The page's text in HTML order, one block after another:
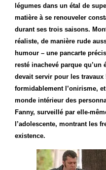
légumes dans un étal de
matière à se renouveler
durant ses trois saisons.
réaliste, de manière rude
humour – une pancarte
resté inachevé parque qu’un
devait servir pour les
formidablement l’onirisme,
monde intérieur des
Fanny, surveillé par elle-
l’adolescente, montrant les
existence.